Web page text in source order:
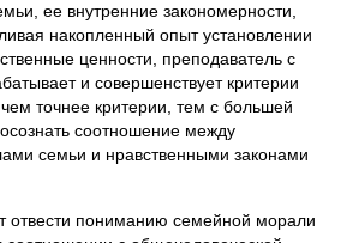
ее внутренние закономерности,
накопленный опыт установлении
ценности, преподаватель с
и совершенствует критерии
точнее критерии, тем с большей
соотношение между
семьи и нравственными законами
отвести пониманию семейной морали